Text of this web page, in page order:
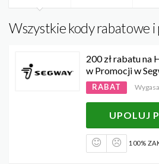
Wszystkie kody rabatowe
200 zł rabatu na
w Promocji w
RABAT
UPOLUJ
100%